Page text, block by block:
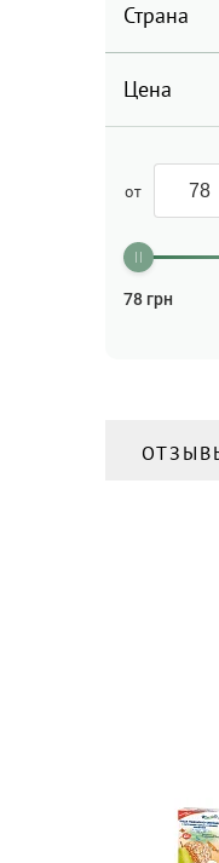
Мыло
лица
тела
Страна
Цена
от
78 грн